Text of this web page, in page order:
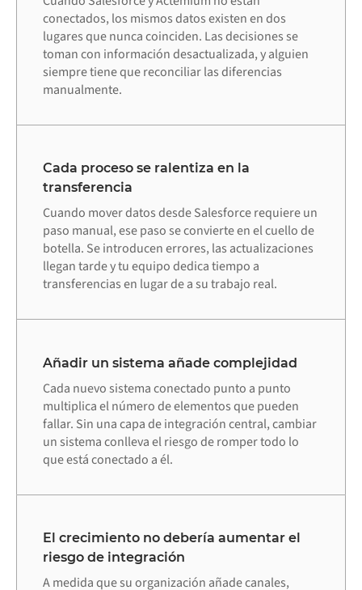
conectados, los mismos datos existen en dos
lugares que nunca coinciden. Las decisiones se
toman con información desactualizada, y alguien
siempre tiene que reconciliar las diferencias
manualmente.
Cada proceso se ralentiza en la
transferencia
Cuando mover datos desde Salesforce requiere un
paso manual, ese paso se convierte en el cuello de
botella. Se introducen errores, las actualizaciones
llegan tarde y tu equipo dedica tiempo a
transferencias en lugar de a su trabajo real.
Añadir un sistema añade complejidad
Cada nuevo sistema conectado punto a punto
multiplica el número de elementos que pueden
fallar. Sin una capa de integración central, cambiar
un sistema conlleva el riesgo de romper todo lo
que está conectado a él.
El crecimiento no debería aumentar el
riesgo de integración
A medida que su organización añade canales,